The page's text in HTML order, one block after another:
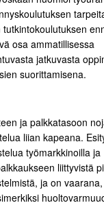
osa ammatillisessa
jatkuvasta
suorittamisena.
ja palkkatasoon
liian kapeana.
työmarkkinoilla ja
liittyvistä
ja on